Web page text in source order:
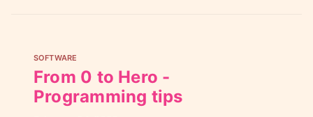
SOFTWARE
From 0 to Hero -
Programming tips